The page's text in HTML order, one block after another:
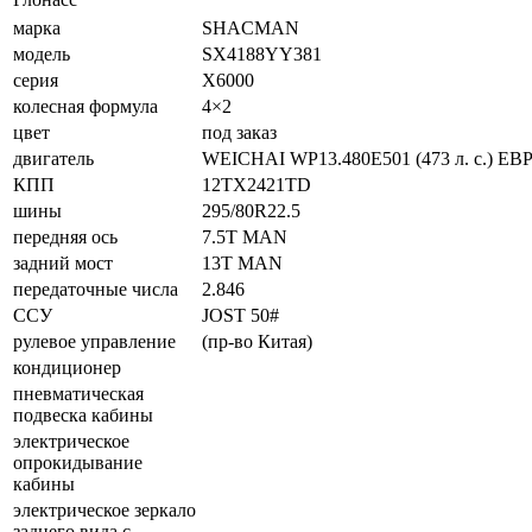
марка
SHACMAN
модель
SX4188YY381
серия
X6000
колесная формула
4×2
цвет
под заказ
двигатель
WEICHAI WP13.480E501 (473 л. с.)
КПП
12TX2421TD
шины
295/80R22.5
передняя ось
7.5T MAN
задний мост
13T MAN
передаточные числа
2.846
ССУ
JOST 50#
рулевое управление
(пр-во Китая)
кондиционер
пневматическая
подвеска кабины
электрическое
опрокидывание
кабины
электрическое зеркало